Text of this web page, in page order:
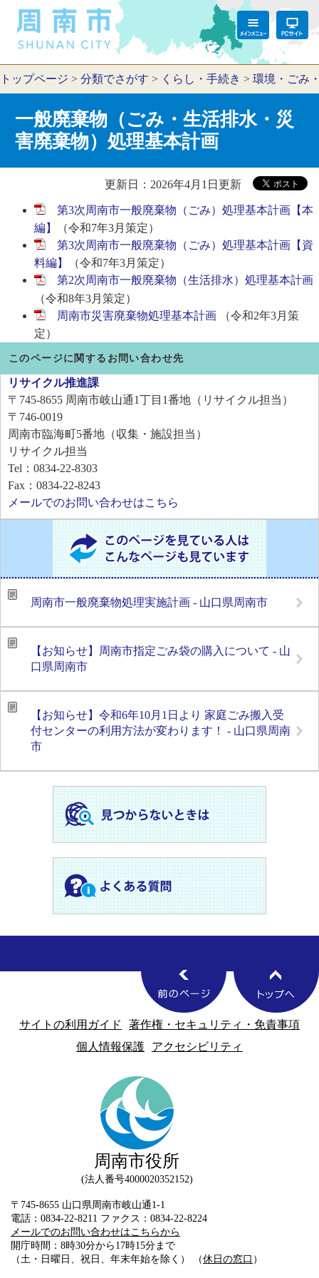
トップページ > 分類でさがす > くらし・手続き > 環境・ごみ
一般廃棄物（ごみ・生活排水・災
害廃棄物）処理基本計画
更新日：2026年4月1日更新
第3次周南市一般廃棄物（ごみ）処理基本計画【本
編】
（令和7年3月策定）
第3次周南市一般廃棄物（ごみ）処理基本計画【資
料編】
（令和7年3月策定）
第2次周南市一般廃棄物（生活排水）処理基本計画
（令和8年3月策定）​
周南市災害廃棄物処理基本計画
（令和2年3月策
定）
このページに関するお問い合わせ先
リサイクル推進課
〒745-8655 周南市岐山通1丁目1番地（リサイクル担当）
〒746-0019
周南市臨海町5番地（収集・施設担当）
リサイクル担当
Tel：0834-22-8303
Fax：0834-22-8243
メールでのお問い合わせはこちら
周南市一般廃棄物処理実施計画 - 山口県周南市
【お知らせ】周南市指定ごみ袋の購入について - 山
口県周南市
【お知らせ】令和6年10月1日より 家庭ごみ搬入受
付センターの利用方法が変わります！ - 山口県周南
市
サイトの利用ガイド
著作権・セキュリティ・免責事項
個人情報保護
アクセシビリティ
周南市役所
法人番号4000020352152
〒745-8655 山口県周南市岐山通1-1
電話：0834-22-8211 ファクス：0834-22-8224
メールでのお問い合わせはこちらから
開庁時間：8時30分から17時15分まで
（土・日曜日、祝日、年末年始を除く） （休日の窓口 ）